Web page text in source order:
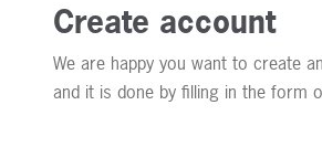
Create account
We are happy you want to create
and it is done by filling in the form